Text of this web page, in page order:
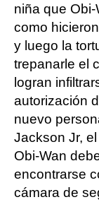
niña que
como
y luego la
trepanarle el
logran
autorización
nuevo
Jackson Jr,
Obi-Wan
encontrarse
cámara de